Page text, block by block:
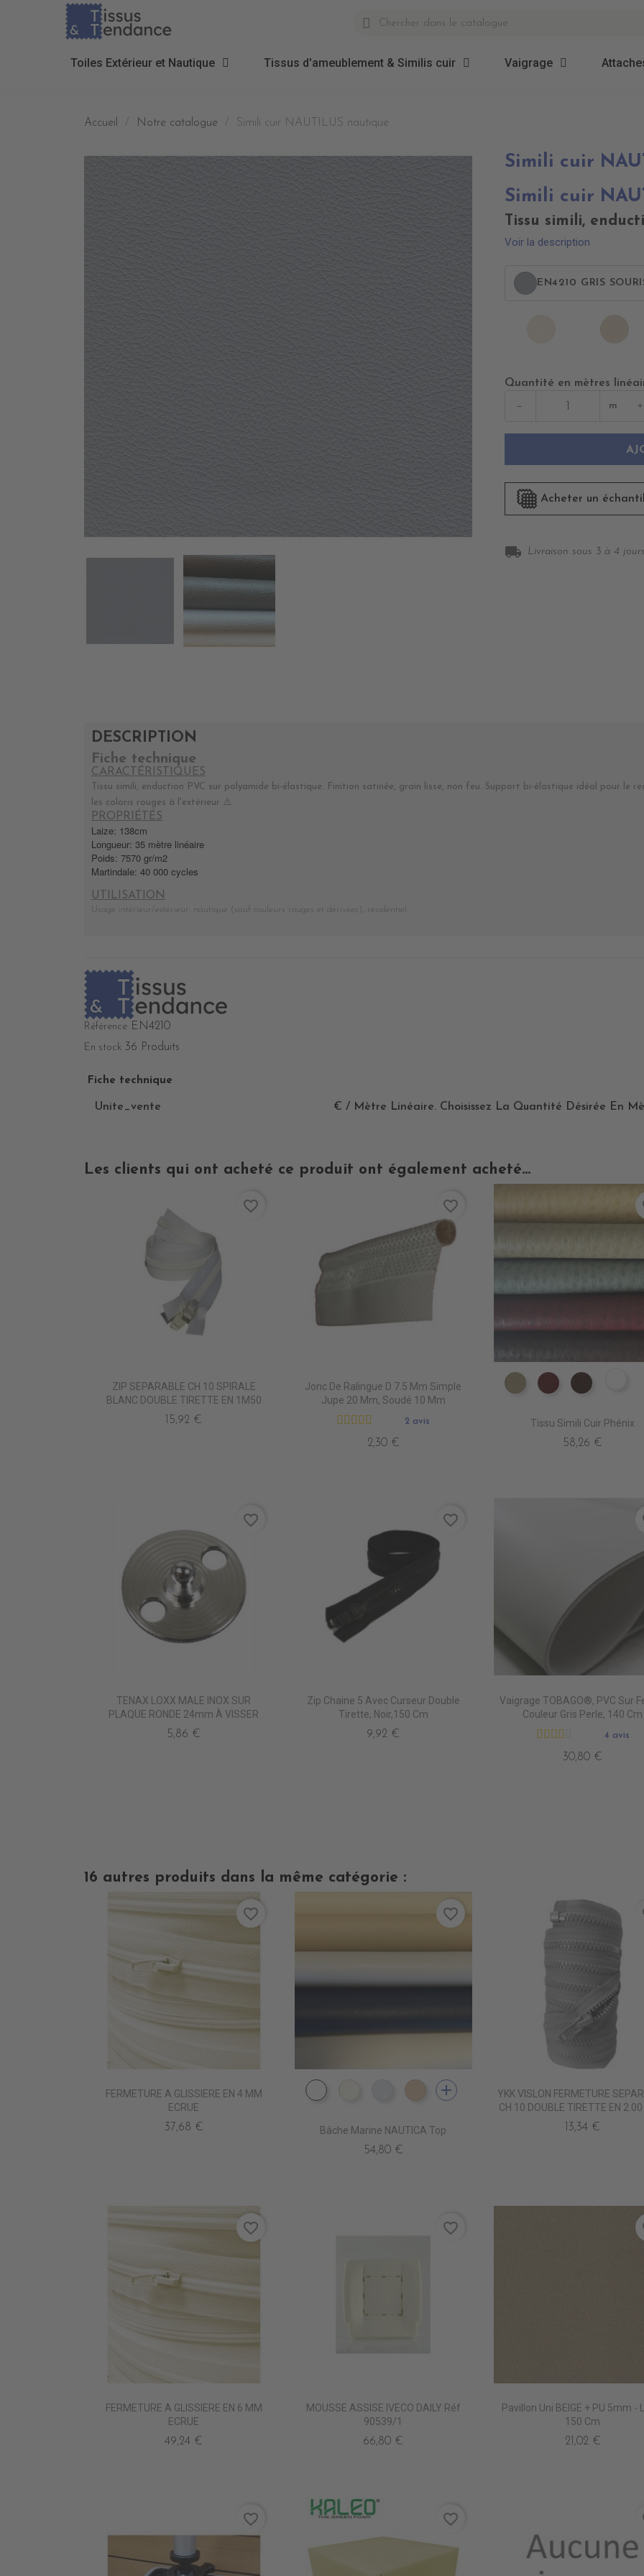
Toiles Extérieur et Nautique Tissus d'ameublement & Similis cuir Vaigrage
Accueil Notre catalogue Simili cuir NAUTILUS nautique
Simili cuir
Simili cuir
Tissu simili,
Voir la description
EN4210 GRIS
Quantité en mètres
− m +
Acheter un
local_shipping Livraison sous 3 à 4
DESCRIPTION
Fiche technique
CARACTÉRISTIQUES
Tissu simili, enduction PVC sur polyamide bi-élastique. Finition satinée, grain lisse, non feu. Support bi-élastique idéal pour le
les coloris rouges à l'extérieur ⚠️
PROPRIÉTÉS
Laize: 138cm
Longueur: 35 mètre linéaire
Poids: 7570 gr/m2
Martindale: 40 000 cycles
UTILISATION
Usage intérieur/extérieur: nautique (sauf couleurs rouges et dérivées), résidentiel.
Référence EN4210
En stock 36 Produits
Fiche technique
Unite_vente € / Mètre Linéaire. Choisissez La Quantité Désirée En
Les clients qui ont acheté ce produit ont également acheté...
ZIP SEPARABLE CH 10 SPIRALE
BLANC DOUBLE TIRETTE EN 1M50
15,92 €
favorite_border
Jonc De Ralingue D 7.5 Mm Simple
Jupe 20 Mm, Soudé 10 Mm
2 avis
2,30 €
favorite_border
ER0560 FASSER0620 CLARET
ER0590
Tissu Simili Cuir Phénix
58,26 €
TENAX LOXX MALE INOX SUR
PLAQUE RONDE 24mm À VISSER
5,86 €
favorite_border
Zip Chaine 5 Avec Curseur Double
Tirette, Noir,150 Cm
9,92 €
favorite_border
Vaigrage TOBAGO®, PVC Sur
Couleur Gris Perle, 140 Cm
4 avis
30,80 €
16 autres produits dans la même catégorie :
FERMETURE A GLISSIERE EN 4 MM
ECRUE
37,68 €
favorite_border
PE4210 BLANCPE4220 CREME
PE4240 GRISPE4230 BEIGE
add
Bâche Marine NAUTICA Top
54,80 €
favorite_border
YKK VISLON FERMETURE
CH 10 DOUBLE TIRETTE EN 2.00
13,34 €
FERMETURE A GLISSIERE EN 6 MM
ECRUE
49,24 €
favorite_border
MOUSSE ASSISE IVECO DAILY Réf
90539/1
66,80 €
favorite_border
Pavillon Uni BEIGE + PU 5mm -
150 Cm
21,02 €
favorite_border favorite_border